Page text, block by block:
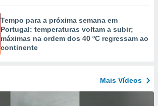
Tempo para a próxima semana em
Portugal: temperaturas voltam a subir;
máximas na ordem dos 40 ºC regressam ao
continente
Mais Vídeos